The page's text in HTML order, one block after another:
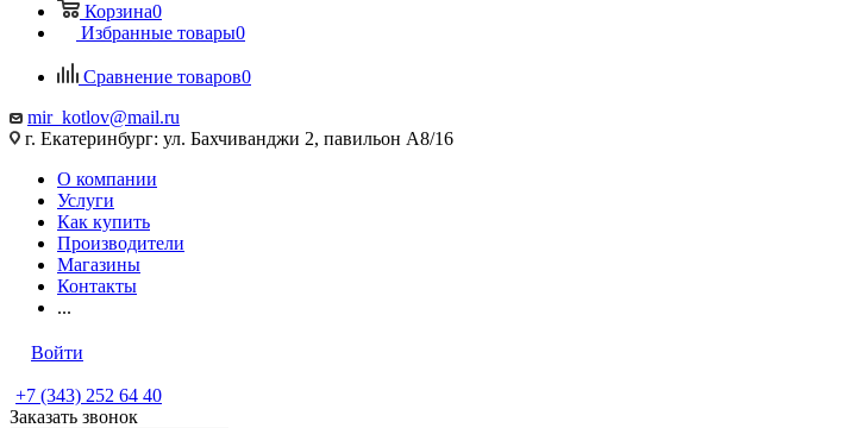
Корзина0
Избранные товары0
Сравнение товаров0
mir_kotlov@mail.ru
г. Екатеринбург: ул. Бахчиванджи 2, павильон А8/16
О компании
Услуги
Как купить
Производители
Магазины
Контакты
...
Войти
+7 (343) 252 64 40
Заказать звонок